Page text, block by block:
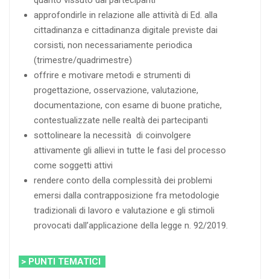
approfondirle in relazione alle attività di Ed. alla
cittadinanza e cittadinanza digitale previste dai
corsisti, non necessariamente periodica
(trimestre/quadrimestre)
offrire e motivare metodi e strumenti di
progettazione, osservazione, valutazione,
documentazione, con esame di buone pratiche,
contestualizzate nelle realtà dei partecipanti
sottolineare la necessità di coinvolgere
attivamente gli allievi in tutte le fasi del processo
come soggetti attivi
rendere conto della complessità dei problemi
emersi dalla contrapposizione fra metodologie
tradizionali di lavoro e valutazione e gli stimoli
provocati dall’applicazione della legge n. 92/2019.
> PUNTI TEMATICI